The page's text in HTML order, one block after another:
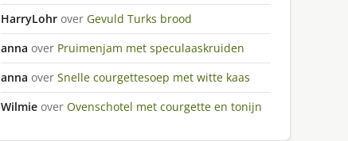
HarryLohr over Gevuld Turks brood
anna over Pruimenjam met speculaaskruiden
anna over Snelle courgettesoep met witte kaas
Wilmie over Ovenschotel met courgette en tonijn